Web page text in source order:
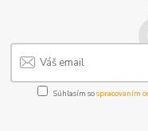
Súhlasím sospracovaním